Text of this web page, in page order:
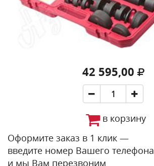
42 595,00
в корзину
Оформите заказ в 1 клик —
введите номер Вашего телефона
и мы Вам перезвоним